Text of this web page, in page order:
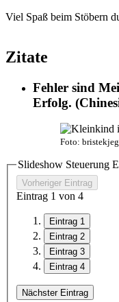
Viel Spaß beim Stöbern
Zitate
Fehler sind
Erfolg.
Foto:
Slideshow Steuerung
Vorheriger Eintrag
Eintrag 1 von 4
Eintrag 1
Eintrag 2
Eintrag 3
Eintrag 4
Nächster Eintrag